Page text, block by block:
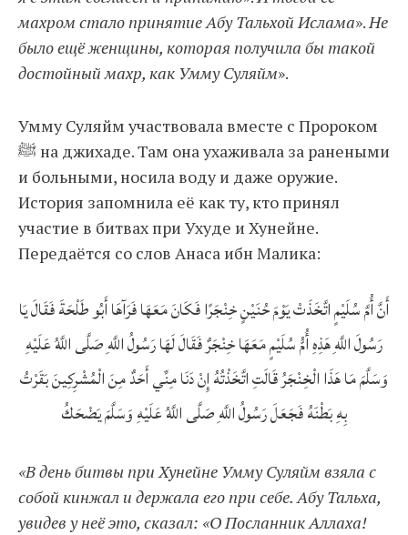
махром стало принятие Абу Тальхой Ислама».Не
было ещё женщины, которая получила бы такой
достойный махр, как Умму Суляйм».
Умму Суляйм участвовала вместе с Пророком
ﷺ на джихаде. Там она ухаживала за ранеными
и больными, носила воду и даже оружие.
История запомнила её как ту, кто принял
участие в битвах при Ухуде и Хунейне.
Передаётся со слов Анаса ибн Малика:
أَنَّ أُمَّ سُلَيْمٍ اتَّخَذَتْ يَوْمَ حُنَيْنٍ خِنْجَرًا فَكَانَ مَعَهَا فَرَآهَا أَبُو طَلْحَةَ فَقَالَ يَا
رَسُولَ اللَّهِ هَذِهِ أُمُّ سُلَيْمٍ مَعَهَا خِنْجَرٌ فَقَالَ لَهَا رَسُولُ اللَّهِ صَلَّى اللَّهُ عَلَيْهِ
وَسَلَّمَ مَا هَذَا الْخِنْجَرُ قَالَتِ اتَّخَذْتُهُ إِنْ دَنَا مِنِّي أَحَدٌ مِنَ الْمُشْرِكِينَ بَقَرْتُ
بِهِ بَطْنَهُ فَجَعَلَ رَسُولُ اللَّهِ صَلَّى اللَّهُ عَلَيْهِ وَسَلَّمَ يَضْحَكُ
«В день битвы при Хунейне Умму Суляйм взяла с
собой кинжал и держала его при себе. Абу Тальха,
увидев у неё это, сказал: «О Посланник Аллаха!